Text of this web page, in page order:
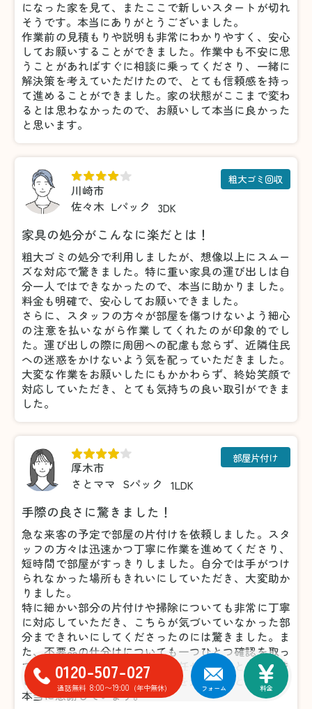
になった家を見て、またここで新しいスタートが切れ
そうです。本当にありがとうございました。
作業前の見積もりや説明も非常にわかりやすく、安心
してお願いすることができました。作業中も不安に思
うことがあればすぐに相談に乗ってくださり、一緒に
解決策を考えていただけたので、とても信頼感を持っ
て進めることができました。家の状態がここまで変わ
るとは思わなかったので、お願いして本当に良かった
と思います。
川崎市
佐々木 Lパック 3DK
粗大ゴミ回収
家具の処分がこんなに楽だとは！
粗大ゴミの処分で利用しましたが、想像以上にスムー
ズな対応で驚きました。特に重い家具の運び出しは自
分一人ではできなかったので、本当に助かりました。
料金も明確で、安心してお願いできました。
さらに、スタッフの方々が部屋を傷つけないよう細心
の注意を払いながら作業してくれたのが印象的でし
た。運び出しの際に周囲への配慮も怠らず、近隣住民
への迷惑をかけないよう気を配っていただきました。
大変な作業をお願いしたにもかかわらず、終始笑顔で
対応していただき、とても気持ちの良い取引ができま
した。
厚木市
さとママ Sパック 1LDK
部屋片付け
手際の良さに驚きました！
急な来客の予定で部屋の片付けを依頼しました。スタ
ッフの方々は迅速かつ丁寧に作業を進めてくださり、
短時間で部屋がすっきりしました。自分では手がつけ
られなかった場所もきれいにしていただき、大変助か
りました。
特に細かい部分の片付けや掃除についても非常に丁寧
に対応していただき、こちらが気づいていなかった部
分まできれいにしてくださったのには驚きました。ま
た、不要品の仕分けについても一つひとつ確認を取っ
てくださったため、安心してお任せすることができま
した。おかげで気持ちよく来客を迎えることができ、
本当に感謝しています。
0120-507-027
通話無料 8:00〜19:00 (年中無休) フォーム 料金